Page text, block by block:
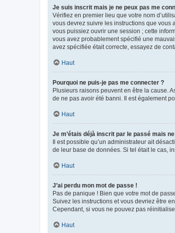
Je suis inscrit mais je ne peux pas me
Vérifiez en premier lieu que votre nom
vous devrez suivre les instructions que vous
vous puissiez ouvrir une session ; cette
vous avez probablement spécifié une
avez spécifiée était correcte, essayez de
Haut
Pourquoi ne puis-je pas me connecter ?
Plusieurs raisons peuvent en être la cause.
de ne pas avoir été banni. Il est également
Haut
Je m’étais déjà inscrit par le passé mais
Il est possible qu’un administrateur ait
de leur base de données. Si tel était le cas,
Haut
J’ai perdu mon mot de passe !
Pas de panique ! Bien que votre mot de
Suivez les instructions et vous devriez être
Cependant, si vous ne pouvez pas
Haut